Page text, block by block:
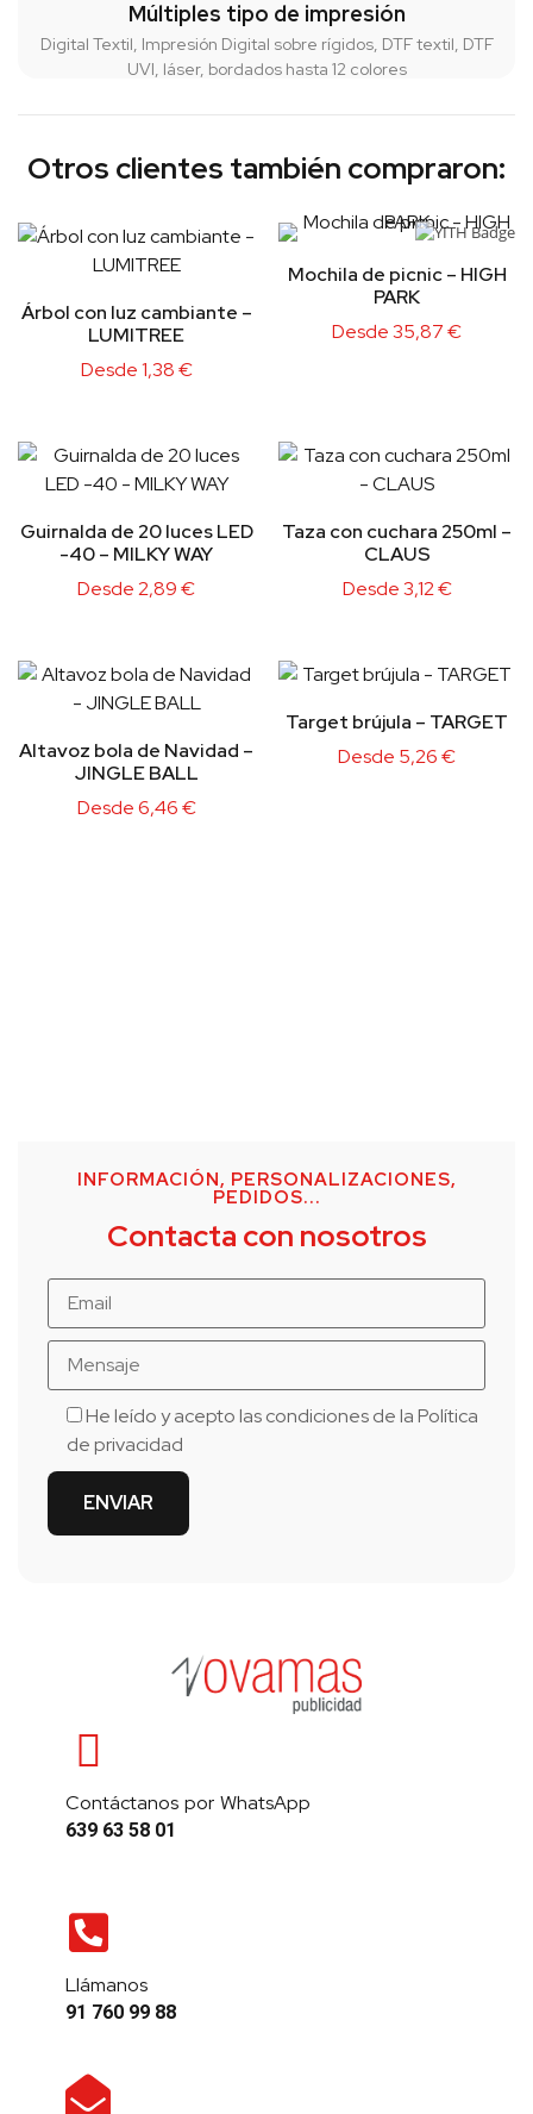
Múltiples tipo de impresión
Digital Textil, Impresión Digital sobre rígidos, DTF textil, DTF
UVI, láser, bordados hasta 12 colores
Otros clientes también compraron:
Árbol con luz cambiante –
LUMITREE
Desde1,38€
Mochila de picnic – HIGH
PARK
Desde35,87€
Guirnalda de 20 luces LED
-40 – MILKY WAY
Desde2,89€
Taza con cuchara 250ml –
CLAUS
Desde3,12€
Altavoz bola de Navidad –
JINGLE BALL
Desde6,46€
Target brújula – TARGET
Desde 5,26€
INFORMACIÓN, PERSONALIZACIONES,
PEDIDOS...
Contacta con nosotros
He leído y acepto las condiciones de laPolítica
de privacidad
Contáctanos por WhatsApp
639 63 58 01
Llámanos
91 760 99 88